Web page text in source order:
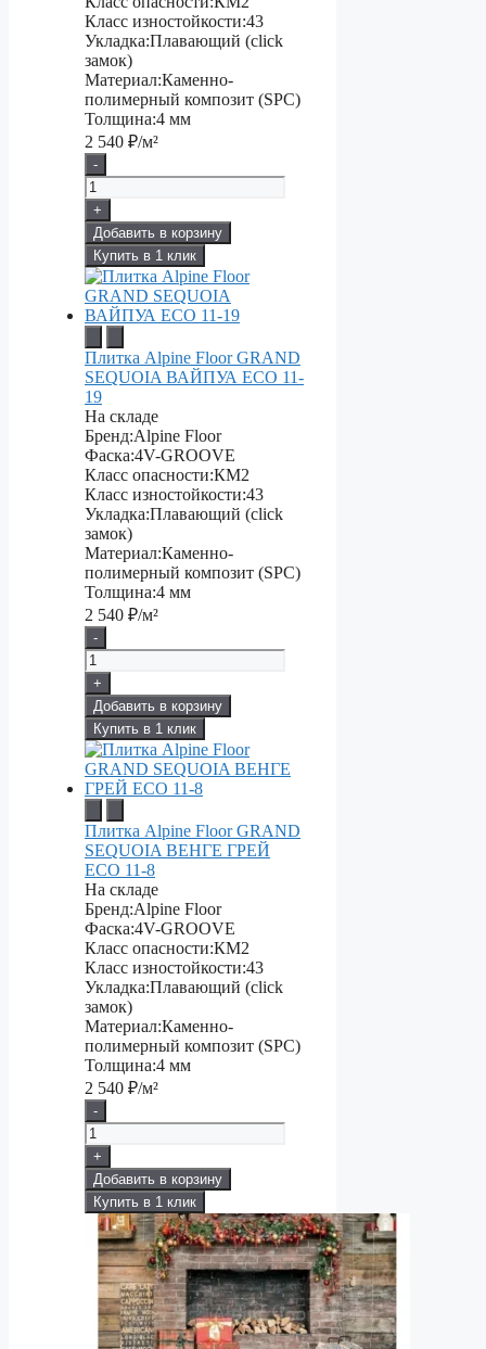
Класс изностойкости:43
Укладка:Плавающий (click
замок)
Материал:Каменно-
полимерный композит (SPC)
Толщина:4 мм
2 540 ₽/м²
-
+
Добавить в корзину
Купить в 1 клик
Плитка Alpine Floor GRAND
SEQUOIA ВАЙПУА ECO 11-
19
На складе
Бренд:Alpine Floor
Фаска:4V-GROOVE
Класс опасности:КМ2
Класс изностойкости:43
Укладка:Плавающий (click
замок)
Материал:Каменно-
полимерный композит (SPC)
Толщина:4 мм
2 540 ₽/м²
-
+
Добавить в корзину
Купить в 1 клик
Плитка Alpine Floor GRAND
SEQUOIA ВЕНГЕ ГРЕЙ
ECO 11-8
На складе
Бренд:Alpine Floor
Фаска:4V-GROOVE
Класс опасности:КМ2
Класс изностойкости:43
Укладка:Плавающий (click
замок)
Материал:Каменно-
полимерный композит (SPC)
Толщина:4 мм
2 540 ₽/м²
-
+
Добавить в корзину
Купить в 1 клик